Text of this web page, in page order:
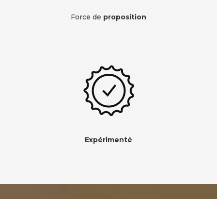
Force de proposition
Expérimenté